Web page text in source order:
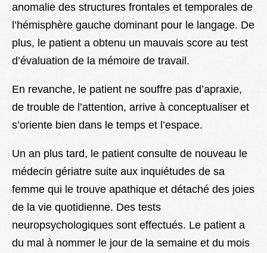
anomalie des structures frontales et temporales de
l’hémisphère gauche dominant pour le langage. De
plus, le patient a obtenu un mauvais score au test
d’évaluation de la mémoire de travail.
En revanche, le patient ne souffre pas d’apraxie,
de trouble de l’attention, arrive à conceptualiser et
s’oriente bien dans le temps et l’espace.
Un an plus tard, le patient consulte de nouveau le
médecin gériatre suite aux inquiétudes de sa
femme qui le trouve apathique et détaché des joies
de la vie quotidienne. Des tests
neuropsychologiques sont effectués. Le patient a
du mal à nommer le jour de la semaine et du mois